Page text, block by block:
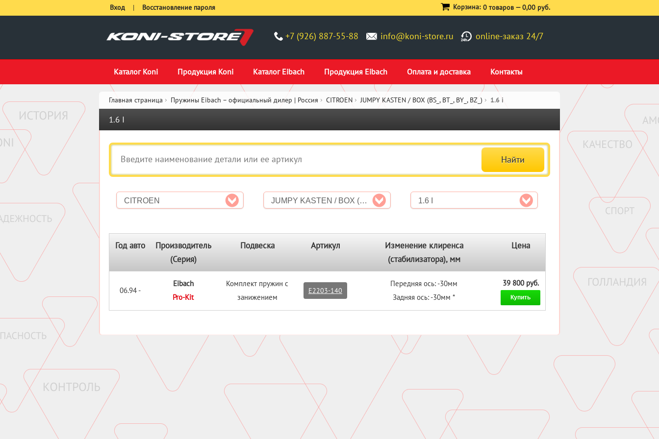
+7 (926) 887-55-88 info@koni-store.ru online-заказ 24/7
Каталог Koni Продукция Koni Каталог Eibach Продукция Eibach Оплата и доставка Контакты
Вход | Восстановление пароля Корзина: 0 товаров —0,00 руб.
Главная страница Пружины Eibach – официальный дилер | Россия CITROEN JUMPY KASTEN / BOX (BS_, BT_, BY_, BZ_) 1.6 i
1.6 I
CITROEN JUMPY KASTEN / BOX (BS_, BT_, BY_, BZ_) 1.6 I
Год авто
Производитель
(Серия)
Подвеска Артикул
Изменение клиренса
(стабилизатора), мм
Цена
06.94 -
Eibach
Pro-Kit
Комплект пружин с
занижением
E2203-140
Передняя ось: -30мм
Задняя ось: -30мм *
39 800 руб.
Купить